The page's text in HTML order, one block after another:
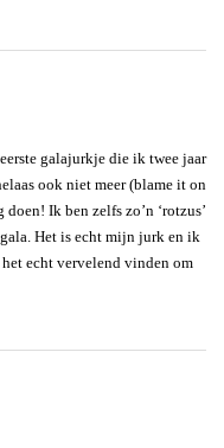
galajurkje die ik twee jaar
ook niet meer (blame it on
Ik ben zelfs zo’n ‘rotzus’
Het is echt mijn jurk en ik
echt vervelend vinden om